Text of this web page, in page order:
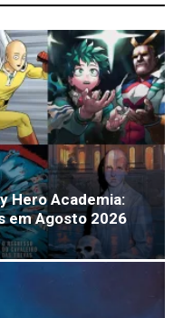
Hero Academia:
em Agosto 2026